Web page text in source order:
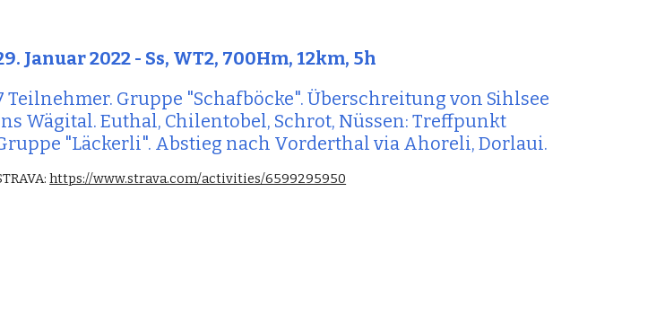
. Januar 2022 - Ss, WT2, 700Hm, 12km, 5h
Teilnehmer. Gruppe "Schafböcke". Überschreitung von
Wägital. Euthal, Chilentobel, Schrot, Nüssen: Treffpunkt
"Läckerli". Abstieg nach Vorderthal via Ahoreli, Dorlaui.
https://www.strava.com/activities/6599295950